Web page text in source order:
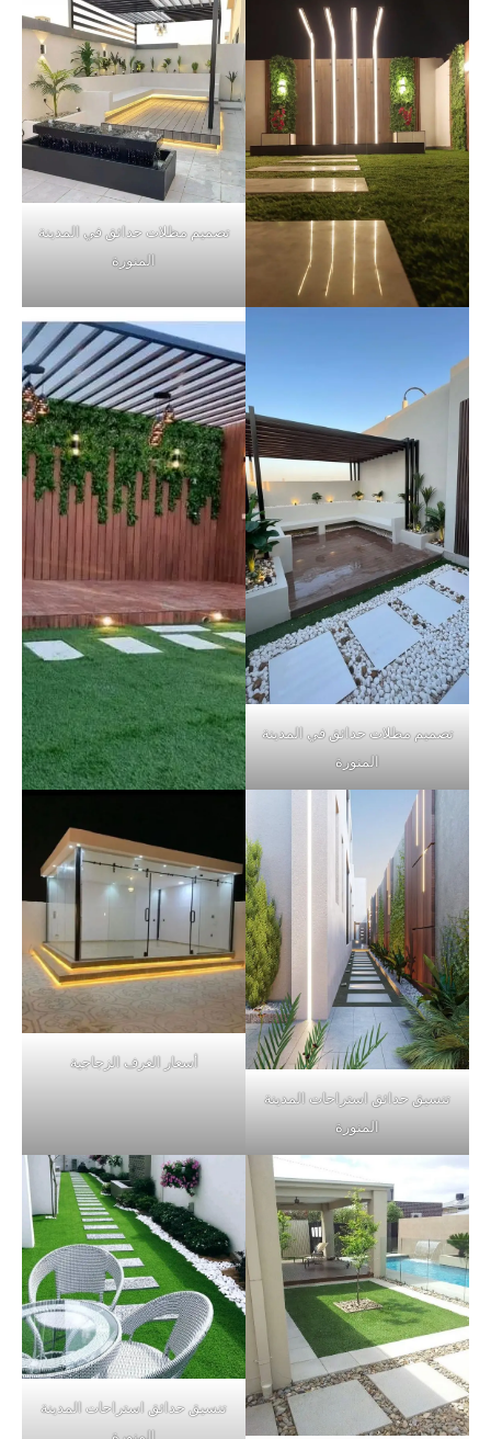
تصميم مظلات حدائق في المدينة
المنورة
تصميم مظلات حدائق في المدينة
المنورة
تنسيق حدائق استراحات المدينة
المنورة
أسعار الغرف الزجاجية
تنسيق حدائق استراحات المدينة